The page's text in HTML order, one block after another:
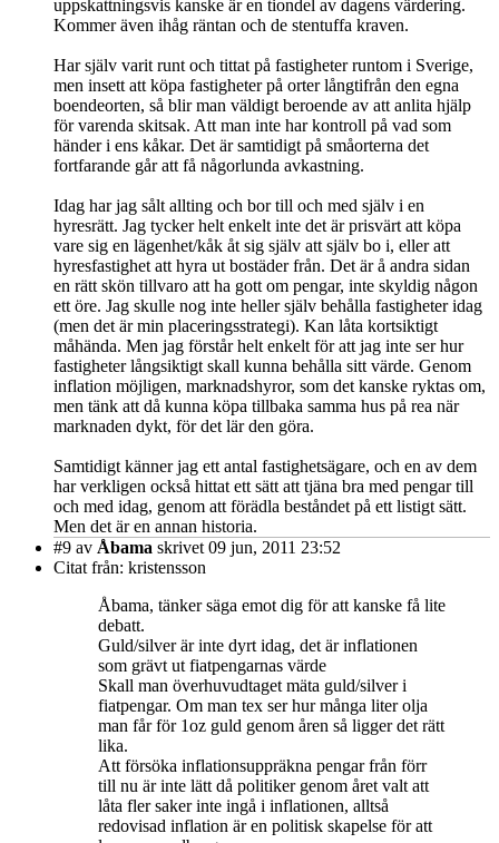
uppskattningsvis kanske är en tiondel av dagens värdering.
Kommer även ihåg räntan och de stentuffa kraven.
Har själv varit runt och tittat på fastigheter runtom i Sverige,
men insett att köpa fastigheter på orter långtifrån den egna
boendeorten, så blir man väldigt beroende av att anlita hjälp
för varenda skitsak. Att man inte har kontroll på vad som
händer i ens kåkar. Det är samtidigt på småorterna det
fortfarande går att få någorlunda avkastning.
Idag har jag sålt allting och bor till och med själv i en
hyresrätt. Jag tycker helt enkelt inte det är prisvärt att köpa
vare sig en lägenhet/kåk åt sig själv att själv bo i, eller att
hyresfastighet att hyra ut bostäder från. Det är å andra sidan
en rätt skön tillvaro att ha gott om pengar, inte skyldig någon
ett öre. Jag skulle nog inte heller själv behålla fastigheter idag
(men det är min placeringsstrategi). Kan låta kortsiktigt
måhända. Men jag förstår helt enkelt för att jag inte ser hur
fastigheter långsiktigt skall kunna behålla sitt värde. Genom
inflation möjligen, marknadshyror, som det kanske ryktas om,
men tänk att då kunna köpa tillbaka samma hus på rea när
marknaden dykt, för det lär den göra.
Samtidigt känner jag ett antal fastighetsägare, och en av dem
har verkligen också hittat ett sätt att tjäna bra med pengar till
och med idag, genom att förädla beståndet på ett listigt sätt.
Men det är en annan historia.
#9 av Åbama skrivet 09 jun, 2011 23:52
Citat från: kristensson
Åbama, tänker säga emot dig för att kanske få lite
debatt.
Guld/silver är inte dyrt idag, det är inflationen
som grävt ut fiatpengarnas värde
Skall man överhuvudtaget mäta guld/silver i
fiatpengar. Om man tex ser hur många liter olja
man får för 1oz guld genom åren så ligger det rätt
lika.
Att försöka inflationsuppräkna pengar från förr
till nu är inte lätt då politiker genom året valt att
låta fler saker inte ingå i inflationen, alltså
redovisad inflation är en politisk skapelse för att